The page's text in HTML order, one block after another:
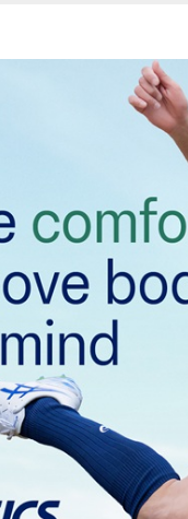
ンチェスターシティFC
チェスターユナイテッド
ーセナルFC
テナム・ホットスパーFC
スターシティ
ヴェントスFC
ミラン
テル
ローマ
バイエルンミュンヘン
シア・ドルトムント